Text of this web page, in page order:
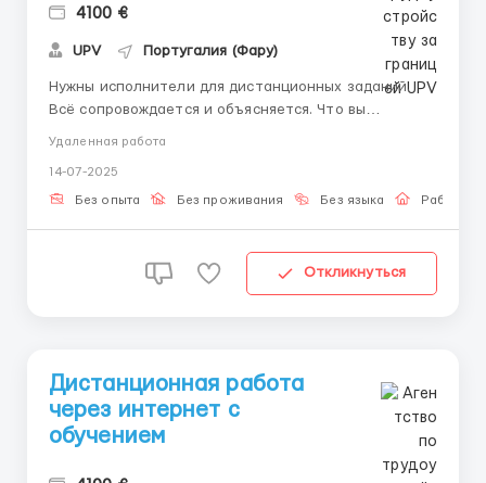
4100 €
UPV Португалия (Фару)
Нужны исполнители для дистанционных заданий.
Всё сопровождается и объясняется. Что вы
работы дома Что нужно от вас: • Телефон или
ноутбук • Готовность разбираться ...
Удаленная работа
14-07-2025
Без опыта Без проживания Без языка Работа
Откликнуться
Дистанционная работа
через интернет с
обучением